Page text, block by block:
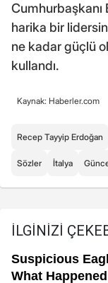
harika bir
ne kadar güçlü
kullandı.
Kaynak: Haberler.com
Recep Tayyip Erdoğan
Sözler İtalya